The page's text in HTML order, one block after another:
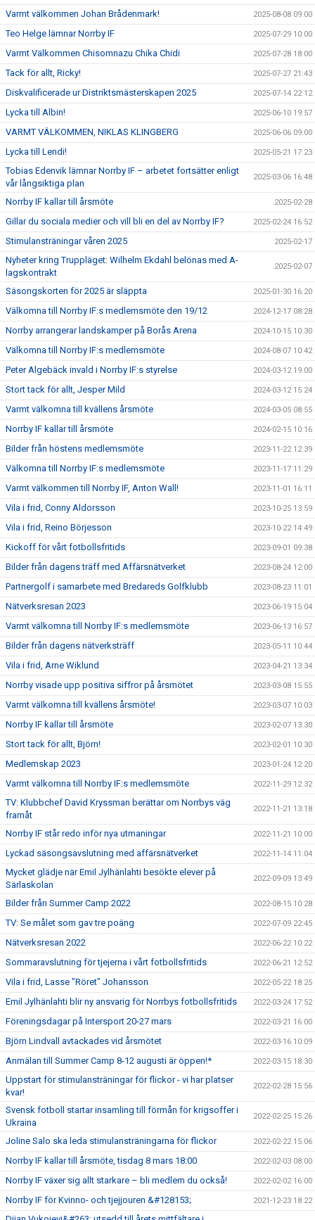
Varmt välkommen Johan Brådenmark! 2025-08-08 09:00
Teo Helge lämnar Norrby IF 2025-07-29 10:00
Varmt Välkommen Chisomnazu Chika Chidi 2025-07-28 18:00
Tack för allt, Ricky! 2025-07-27 21:43
Diskvalificerade ur Distriktsmästerskapen 2025 2025-07-14 22:12
Lycka till Albin! 2025-06-10 19:57
VARMT VÄLKOMMEN, NIKLAS KLINGBERG 2025-06-06 09:00
Lycka till Lendi! 2025-05-21 17:23
Tobias Edenvik lämnar Norrby IF – arbetet fortsätter enligt
vår långsiktiga plan
2025-03-06 16:48
Norrby IF kallar till årsmöte 2025-02-28
Gillar du sociala medier och vill bli en del av Norrby IF? 2025-02-24 16:52
Stimulansträningar våren 2025 2025-02-17
Nyheter kring Truppläget: Wilhelm Ekdahl belönas med A-
lagskontrakt
2025-02-07
Säsongskorten för 2025 är släppta 2025-01-30 16:20
Välkomna till Norrby IF:s medlemsmöte den 19/12 2024-12-17 08:28
Norrby arrangerar landskamper på Borås Arena 2024-10-15 10:30
Välkomna till Norrby IF:s medlemsmöte 2024-08-07 10:42
Peter Algebäck invald i Norrby IF:s styrelse 2024-03-12 19:00
Stort tack för allt, Jesper Mild 2024-03-12 15:24
Varmt välkomna till kvällens årsmöte 2024-03-05 08:55
Norrby IF kallar till årsmöte 2024-02-15 10:16
Bilder från höstens medlemsmöte 2023-11-22 12:39
Välkomna till Norrby IF:s medlemsmöte 2023-11-17 11:29
Varmt välkommen till Norrby IF, Anton Wall! 2023-11-01 16:11
Vila i frid, Conny Aldorsson 2023-10-25 13:59
Vila i frid, Reino Börjesson 2023-10-22 14:49
Kickoff för vårt fotbollsfritids 2023-09-01 09:38
Bilder från dagens träff med Affärsnätverket 2023-08-24 12:00
Partnergolf i samarbete med Bredareds Golfklubb 2023-08-23 11:01
Nätverksresan 2023 2023-06-19 15:04
Varmt välkomna till Norrby IF:s medlemsmöte 2023-06-13 16:57
Bilder från dagens nätverksträff 2023-05-11 10:44
Vila i frid, Arne Wiklund 2023-04-21 13:34
Norrby visade upp positiva siffror på årsmötet 2023-03-08 15:55
Varmt välkomna till kvällens årsmöte! 2023-03-07 10:03
Norrby IF kallar till årsmöte 2023-02-07 13:30
Stort tack för allt, Björn! 2023-02-01 10:30
Medlemskap 2023 2023-01-24 12:20
Varmt välkomna till Norrby IF:s medlemsmöte 2022-11-29 12:32
TV: Klubbchef David Kryssman berättar om Norrbys väg
framåt
2022-11-21 13:18
Norrby IF står redo inför nya utmaningar 2022-11-21 10:00
Lyckad säsongsavslutning med affärsnätverket 2022-11-14 11:04
Mycket glädje när Emil Jylhänlahti besökte elever på
Särlaskolan
2022-09-09 13:49
Bilder från Summer Camp 2022 2022-08-15 10:28
TV: Se målet som gav tre poäng 2022-07-09 22:45
Nätverksresan 2022 2022-06-22 10:22
Sommaravslutning för tjejerna i vårt fotbollsfritids 2022-06-21 12:52
Vila i frid, Lasse "Röret" Johansson 2022-05-22 18:25
Emil Jylhänlahti blir ny ansvarig för Norrbys fotbollsfritids 2022-03-24 17:52
Föreningsdagar på Intersport 20-27 mars 2022-03-21 16:00
Björn Lindvall avtackades vid årsmötet 2022-03-16 10:09
Anmälan till Summer Camp 8-12 augusti är öppen!* 2022-03-15 18:30
Uppstart för stimulansträningar för flickor - vi har platser
kvar!
2022-02-28 15:56
Svensk fotboll startar insamling till förmån för krigsoffer i
Ukraina
2022-02-25 15:26
Joline Salo ska leda stimulansträningarna för flickor 2022-02-22 15:06
Norrby IF kallar till årsmöte, tisdag 8 mars 18:00 2022-02-03 08:00
Norrby IF växer sig allt starkare – bli medlem du också! 2022-02-02 16:00
Norrby IF för Kvinno- och tjejjouren &#128153; 2021-12-23 18:22